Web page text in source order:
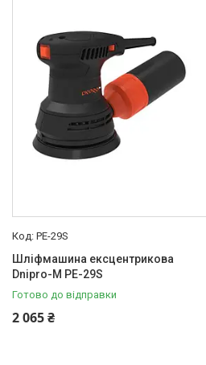
PE-29S
Шліфмашина ексцентрикова
Dnipro-M PE-29S
Готово до відправки
2 065 ₴